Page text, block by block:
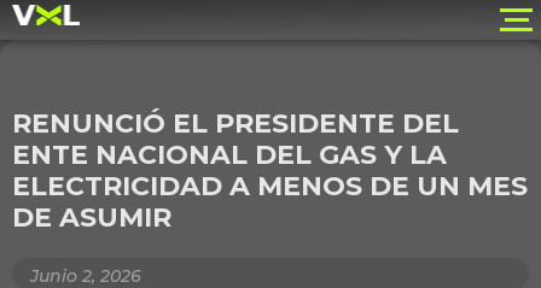
RENUNCIÓ EL PRESIDENTE DEL
ENTE NACIONAL DEL GAS Y LA
ELECTRICIDAD A MENOS DE UN MES
DE ASUMIR
Junio 2, 2026